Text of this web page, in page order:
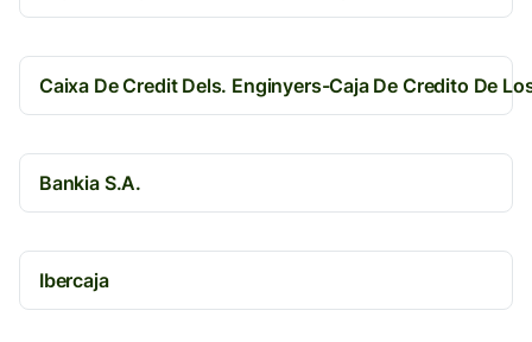
Caixa De Credit Dels. Enginyers-Caja De Credito De
Bankia S.A.
Ibercaja